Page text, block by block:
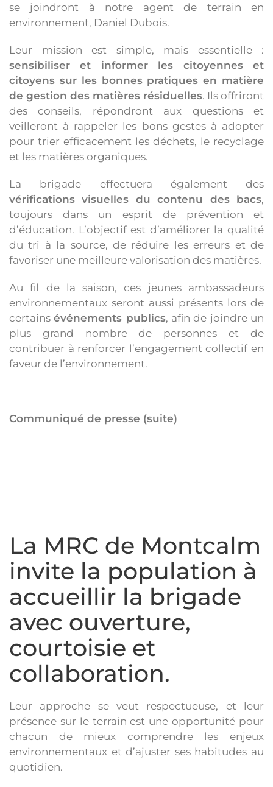
se joindront à notre agent de terrain en
environnement, Daniel Dubois.
Leur mission est simple, mais essentielle :
sensibiliser et informer les citoyennes et
citoyens sur les bonnes pratiques en matière
de gestion des matières résiduelles. Ils offriront
des conseils, répondront aux questions et
veilleront à rappeler les bons gestes à adopter
pour trier efficacement les déchets, le recyclage
et les matières organiques.
La brigade effectuera également des
vérifications visuelles du contenu des bacs,
toujours dans un esprit de prévention et
d’éducation. L’objectif est d’améliorer la qualité
du tri à la source, de réduire les erreurs et de
favoriser une meilleure valorisation des matières.
Au fil de la saison, ces jeunes ambassadeurs
environnementaux seront aussi présents lors de
certainsévénements publics, afin de joindre un
plus grand nombre de personnes et de
contribuer à renforcer l’engagement collectif en
faveur de l’environnement.
Communiqué de presse (suite)
La MRC de Montcalm
invite la population à
accueillir la brigade
avec ouverture,
courtoisie et
collaboration.
Leur approche se veut respectueuse, et leur
présence sur le terrain est une opportunité pour
chacun de mieux comprendre les enjeux
environnementaux et d’ajuster ses habitudes au
quotidien.